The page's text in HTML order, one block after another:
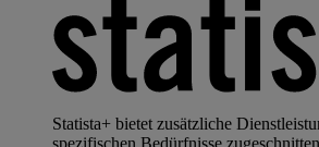
Statista+ bietet zusätzliche
spezifischen Bedürfnisse